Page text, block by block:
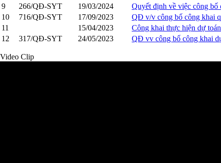
9
266/QĐ-SYT 19/03/2024
Quyết định về việc công bố
10
716/QĐ-SYT 17/09/2023
QĐ v/v công bố công khai
11
15/04/2023
Công khai thực hiện dự
12
317/QĐ-SYT 24/05/2023 QĐ vv công bố công khai
Video Clip